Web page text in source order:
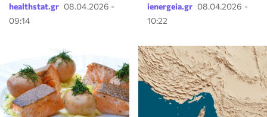
healthstat.gr 08.04.2026 -
09:14
ienergeia.gr 08.04.2026 -
10:22